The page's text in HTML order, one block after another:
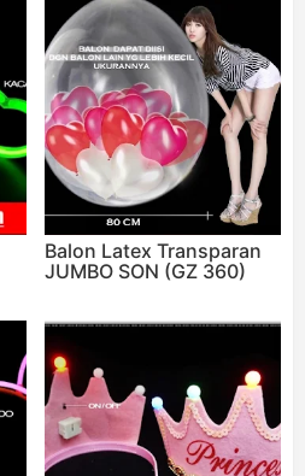
Balon Latex Transparan
JUMBO SON (GZ 360)